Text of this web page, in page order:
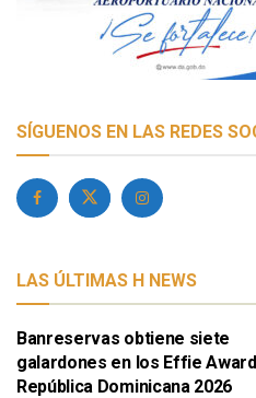
SÍGUENOS EN LAS REDES
LAS ÚLTIMAS H NEWS
Banreservas obtiene siete
galardones en los Effie
República Dominicana 2026